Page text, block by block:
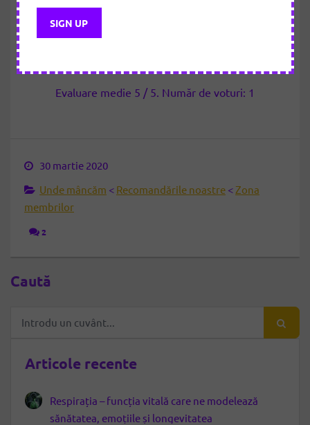
Apasă pe o stea pentru evaluare!
Evaluare medie 5 / 5. Număr de voturi: 1
30 martie 2020
Unde mâncăm < Recomandările noastre < Zona
membrilor
2
Caută
Articole recente
Respirația – funcția vitală care ne modelează
sănătatea, emoțiile și longevitatea